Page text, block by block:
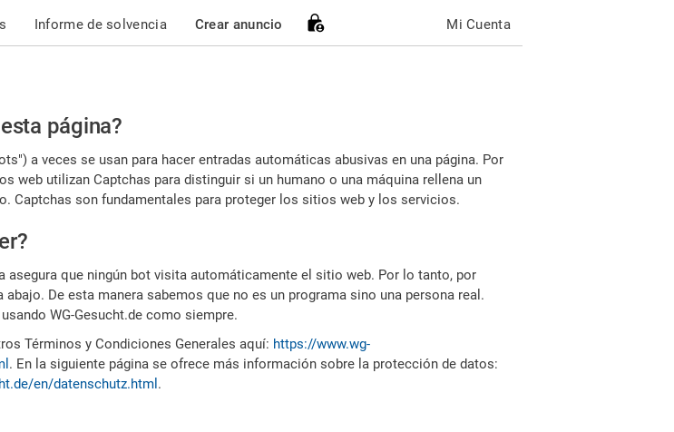
Informe de solvencia Crear anuncio Mi Cuenta
página?
a veces se usan para hacer entradas automáticas abusivas en una página. Por
web utilizan Captchas para distinguir si un humano o una máquina rellena un
Captchas son fundamentales para proteger los sitios web y los servicios.
asegura que ningún bot visita automáticamente el sitio web. Por lo tanto, por
De esta manera sabemos que no es un programa sino una persona real.
WG-Gesucht.de como siempre.
Términos y Condiciones Generales aquí: https://www.wg-
. En la siguiente página se ofrece más información sobre la protección de datos:
en/datenschutz.html .